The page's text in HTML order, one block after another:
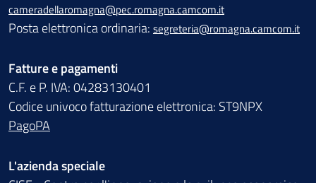
cameradellaromagna@pec.romagna.camcom.it
Posta elettronica ordinaria: segreteria@romagna.camcom.it
Fatture e pagamenti
C.F. e P. IVA: 04283130401
Codice univoco fatturazione elettronica: ST9NPX
PagoPA
L'azienda speciale